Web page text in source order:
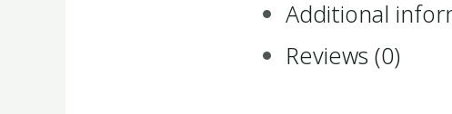
Additional
Reviews (0)